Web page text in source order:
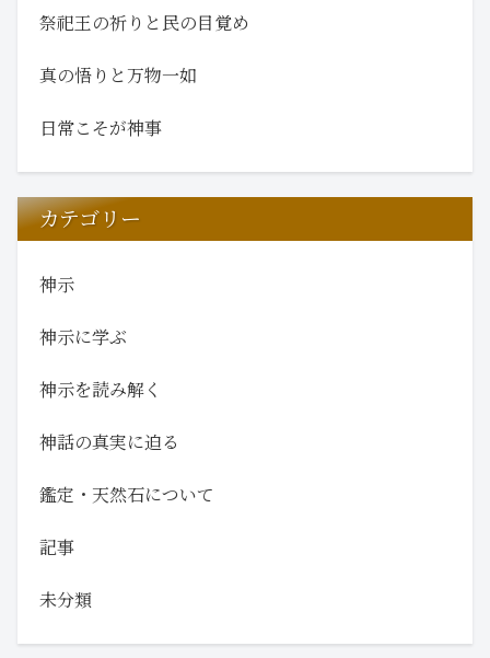
祭祀王の祈りと民の目覚め
真の悟りと万物一如
日常こそが神事
カテゴリー
神示
神示に学ぶ
神示を読み解く
神話の真実に迫る
鑑定・天然石について
記事
未分類